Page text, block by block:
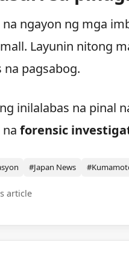
na ngayon ng mga
Layunin nitong
na pagsabog.
inilalabas na pinal
forensic
#Japan News
article